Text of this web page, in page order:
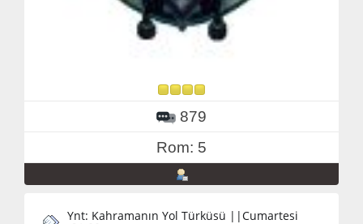
879
Rom: 5
Ynt: Kahramanın Yol Türküsü ||Cumartesi